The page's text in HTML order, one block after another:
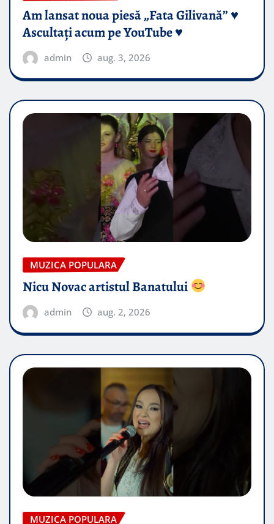
Am lansat noua piesă „Fata Gilivană” ♥️
Ascultați acum pe YouTube ♥️
admin aug. 3, 2026
MUZICA POPULARA
Nicu Novac artistul Banatului
admin aug. 2, 2026
MUZICA POPULARA